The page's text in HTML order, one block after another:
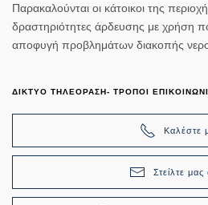
Παρακαλούνται οι κάτοικοι της
δραστηριότητες άρδευσης με χρήση
αποφυγή προβλημάτων διακοπής
ΔΙΚΤΥΟ ΤΗΛΕΟΡΑΣΗ- ΤΡΟΠΟΙ
Καλέστε
Στείλτε